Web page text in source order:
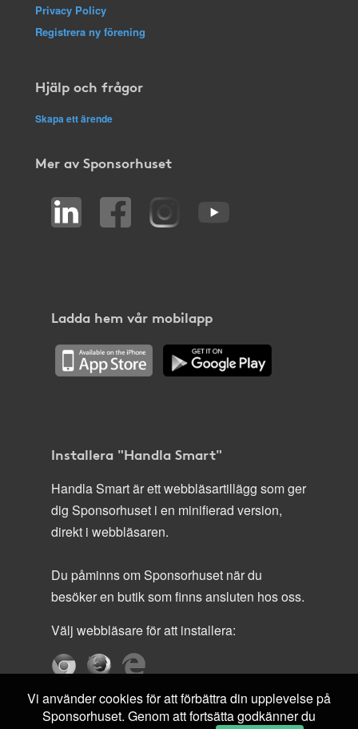
Privacy Policy
Registrera ny förening
Hjälp och frågor
Skapa ett ärende
Mer av Sponsorhuset
Ladda hem vår mobilapp
Installera "Handla Smart"
Handla Smart är ett webbläsartillägg som ger
dig Sponsorhuset i en minifierad version,
direkt i webbläsaren.
Du påminns om Sponsorhuset när du
besöker en butik som finns ansluten hos oss.
Välj webbläsare för att installera:
Vi använder cookies för att förbättra din upplevelse på
Sponsorhuset. Genom att fortsätta godkänner du